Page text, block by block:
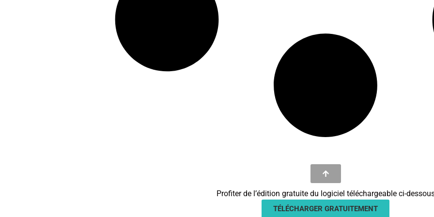
Profiter de l’édition gratuite du logiciel téléchargeable ci-
TÉLÉCHARGER GRATUITEMENT